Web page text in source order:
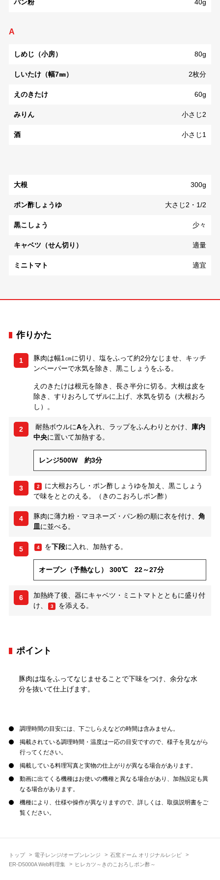
トップ 電子レンジ/オーブンレンジ
石窯ドーム オリジナルレシピ
ER-D5000A Web料理集
ヒレカツ～きのこおろしポン酢～
パン粉 40g
A
しめじ（小房） 80g
しいたけ（幅7㎜） 2枚分
えのきたけ 60g
みりん 小さじ2
酒 小さじ1
大根 300g
ポン酢しょうゆ 大さじ2・1/2
黒こしょう 少々
キャベツ（せん切り） 適量
ミニトマト 適宜
作りかた
1
豚肉は幅1㎝に切り、塩をふって約2分なじませ、キッチ
ンペーパーで水気を除き、黒こしょうをふる。
えのきたけは根元を除き、長さ半分に切る。大根は皮を
除き、すりおろしてザルに上げ、水気を切る（大根おろ
し）。
2 耐熱ボウルにAを入れ、ラップをふんわりとかけ、 庫内
中央に置いて加熱する。
レンジ500W 約3分
3 2
に大根おろし・ポン酢しょうゆを加え、黒こしょう
で味をととのえる。（きのこおろしポン酢）
4 豚肉に薄力粉・マヨネーズ・パン粉の順に衣を付け、 角
皿に並べる。
5 4 を下段に入れ、加熱する。
オーブン（予熱なし） 300℃ 22～27分
6
加熱終了後、器にキャベツ・ミニトマトとともに盛り付
け、
3 を添える。
ポイント
豚肉は塩をふってなじませることで下味をつけ、余分な水
分を抜いて仕上げます。
調理時間の目安には、下ごしらえなどの時間は含みません。
掲載されている調理時間・温度は一応の目安ですので、様子を見ながら
行ってください。
掲載している料理写真と実物の仕上がりが異なる場合があります。
動画に出てくる機種はお使いの機種と異なる場合があり、加熱設定も異
なる場合があります。
機種により、仕様や操作が異なりますので、詳しくは、取扱説明書をご
覧ください。